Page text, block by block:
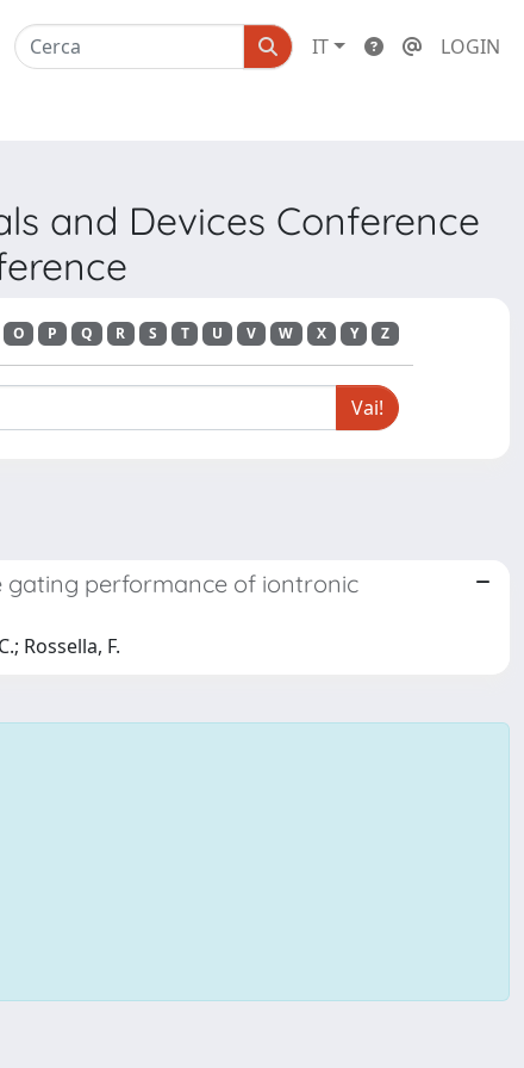
IT LOGIN
and Devices Conference
O P Q R S T U V W X Y Z
performance of iontronic
Rossella, F.